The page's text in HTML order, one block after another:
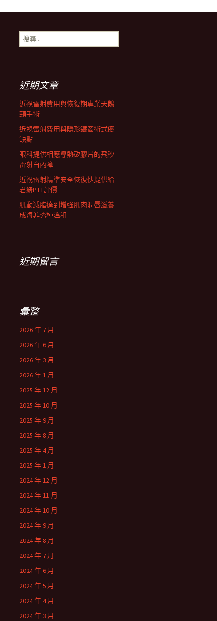
導
航
列
搜
尋
近期文章
近視雷射費用與恢復期專業天鵝
頸手術
近視雷射費用與隱形鐵窗術式優
缺點
眼科提供相應導熱矽膠片的飛秒
雷射白內障
近視雷射精準安全恢復快提供給
君綺PTT評價
肌動減脂達到增強肌肉潤唇滋養
成海菲秀種溫和
近期留言
彙整
2026 年 7 月
2026 年 6 月
2026 年 3 月
2026 年 1 月
2025 年 12 月
2025 年 10 月
2025 年 9 月
2025 年 8 月
2025 年 4 月
2025 年 1 月
2024 年 12 月
2024 年 11 月
2024 年 10 月
2024 年 9 月
2024 年 8 月
2024 年 7 月
2024 年 6 月
2024 年 5 月
2024 年 4 月
2024 年 3 月